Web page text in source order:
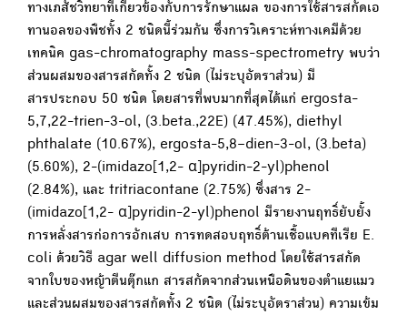
ทางเภสัชวิทยาที่เกี่ยวข้องกับการรักษาแผล ของการใช้สารสกัดเอ
ทานอลของพืชทั้ง 2 ชนิดนี้ร่วมกัน ซึ่งการวิเคราะห์ทางเคมีด้วย
เทคนิค gas-chromatography mass-spectrometry พบว่า
ส่วนผสมของสารสกัดทั้ง 2 ชนิด (ไม่ระบุอัตราส่วน) มี
สารประกอบ 50 ชนิด โดยสารที่พบมากที่สุดได้แก่ ergosta-
5,7,22-trien-3-ol, (3.beta.,22E) (47.45%), diethyl
phthalate (10.67%), ergosta-5,8–dien-3-ol, (3.beta)
(5.60%), 2-(imidazo[1,2- α]pyridin-2-yl)phenol
(2.84%), และ tritriacontane (2.75%) ซึ่งสาร 2-
(imidazo[1,2- α]pyridin-2-yl)phenol มีรายงานฤทธิ์ยับยั้ง
การหลั่งสารก่อการอักเสบ การทดสอบฤทธิ์ต้านเชื้อแบคทีเรีย E.
coli ด้วยวิธี agar well diffusion method โดยใช้สารสกัด
จากใบของหญ้าตีนตุ๊กแก สารสกัดจากส่วนเหนือดินของตำแยแมว
และส่วนผสมของสารสกัดทั้ง 2 ชนิด (ไม่ระบุอัตราส่วน) ความเข้ม